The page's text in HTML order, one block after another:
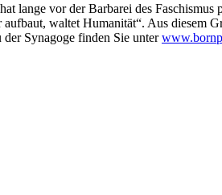
vor der Barbarei des
waltet Humanität“. Aus diesem
Synagoge finden Sie unter